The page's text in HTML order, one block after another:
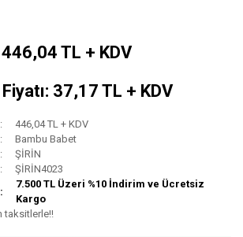
446,04 TL + KDV
37,17 TL + KDV
446,04 TL + KDV
Bambu Babet
ŞİRİN
ŞİRİN4023
7.500 TL Üzeri %10 İndirim ve Ücretsiz
Kargo
taksitlerle!!